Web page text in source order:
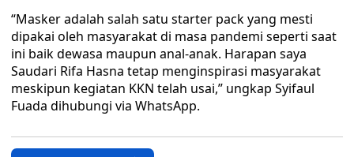
“Masker adalah salah satu starter pack yang mesti
dipakai oleh masyarakat di masa pandemi seperti saat
ini baik dewasa maupun anal-anak. Harapan saya
Saudari Rifa Hasna tetap menginspirasi masyarakat
meskipun kegiatan KKN telah usai,” ungkap Syifaul
Fuada dihubungi via WhatsApp.